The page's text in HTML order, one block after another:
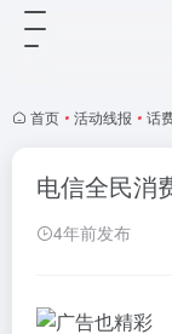
首页 • 活动线报 • 话
电信全民消
4年前发布